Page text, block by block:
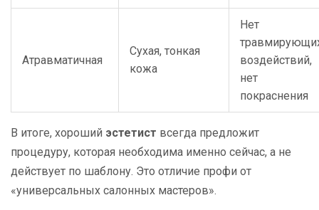
Атравматичная
Сухая, тонкая
кожа
Нет
воздействий,
нет
покраснения
В итоге, хороший эстетист всегда предложит
процедуру, которая необходима именно сейчас, а не
действует по шаблону. Это отличие профи от
«универсальных салонных мастеров».